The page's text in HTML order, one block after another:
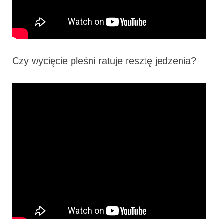
Czy wycięcie pleśni ratuje resztę jedzenia?